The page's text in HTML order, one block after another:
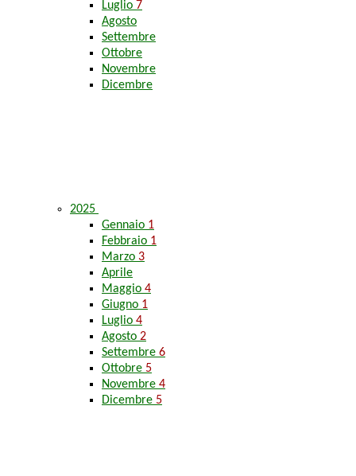
Luglio 7
Agosto
Settembre
Ottobre
Novembre
Dicembre
2025
Gennaio 1
Febbraio 1
Marzo 3
Aprile
Maggio 4
Giugno 1
Luglio 4
Agosto 2
Settembre 6
Ottobre 5
Novembre 4
Dicembre 5